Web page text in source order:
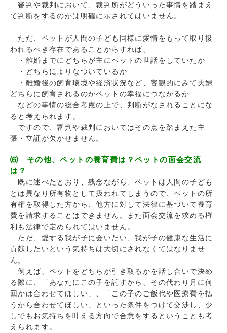
審判や裁判において、裁判所がどういった事情を踏まえ
て判断をするのかは明確に示されてはいません。
ただ、ペットが人間の子ども同様に愛情をもって取り扱
われるべき存在であることからすれば、
・離婚までにどちらが主にペットの世話をしていたか
・どちらによりなついているか
・離婚後の飼育環境や経済状況など、客観的にみて夫婦
どちらに飼育されるのがペットの幸福につながるか
などの事情の総合考慮の上で、判断がなされることにな
ると考えられます。
ですので、審判や裁判においてはその点を踏まえた主
張・立証が欠かせません。
⑹ その他、ペットの養育費は？ペットの面会交流
は？
既に述べたとおり、残念ながら、ペットは人間の子ども
とは異なり所有物として扱われてしまうので、ペットの所
有権を取得した方から、他方に対して法律に基づいて養育
費を請求することはできません。また面会交流を求める権
利も法律で定められてはいません。
ただ、愛する我が子に会いたい、我が子の健康な生活に
貢献したいという気持ちは大切にされなくてはなりませ
ん。
例えば、ペットをどちらが引き取るかを話し合いで決め
る際に、「あなたにこの子を託すから、その代わり月に何
回かは合わせてほしい」、「この子のご飯代や医療費を払
うから合わせてほしい」といった条件をつけて交渉し、少
しでもお気持ちを叶える方向で合意をするということも考
えられます。